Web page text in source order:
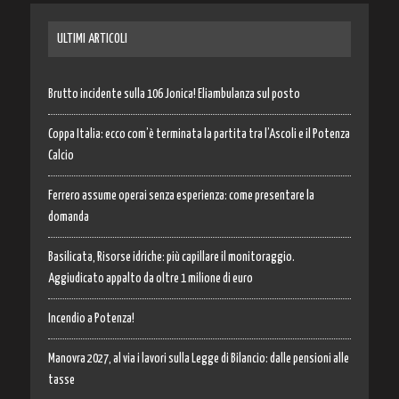
ULTIMI ARTICOLI
Brutto incidente sulla 106 Jonica! Eliambulanza sul posto
Coppa Italia: ecco com’è terminata la partita tra l’Ascoli e il Potenza
Calcio
Ferrero assume operai senza esperienza: come presentare la
domanda
Basilicata, Risorse idriche: più capillare il monitoraggio.
Aggiudicato appalto da oltre 1 milione di euro
Incendio a Potenza!
Manovra 2027, al via i lavori sulla Legge di Bilancio: dalle pensioni alle
tasse